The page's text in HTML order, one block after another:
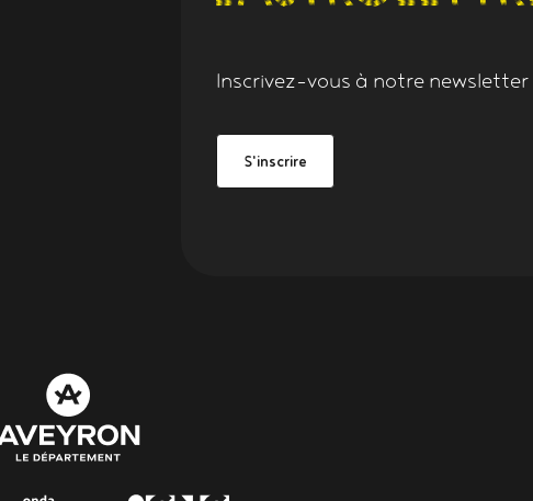
Grand Figeac
Grand Figeac
Inscrivez-vous à notre newsletter
S'inscrire